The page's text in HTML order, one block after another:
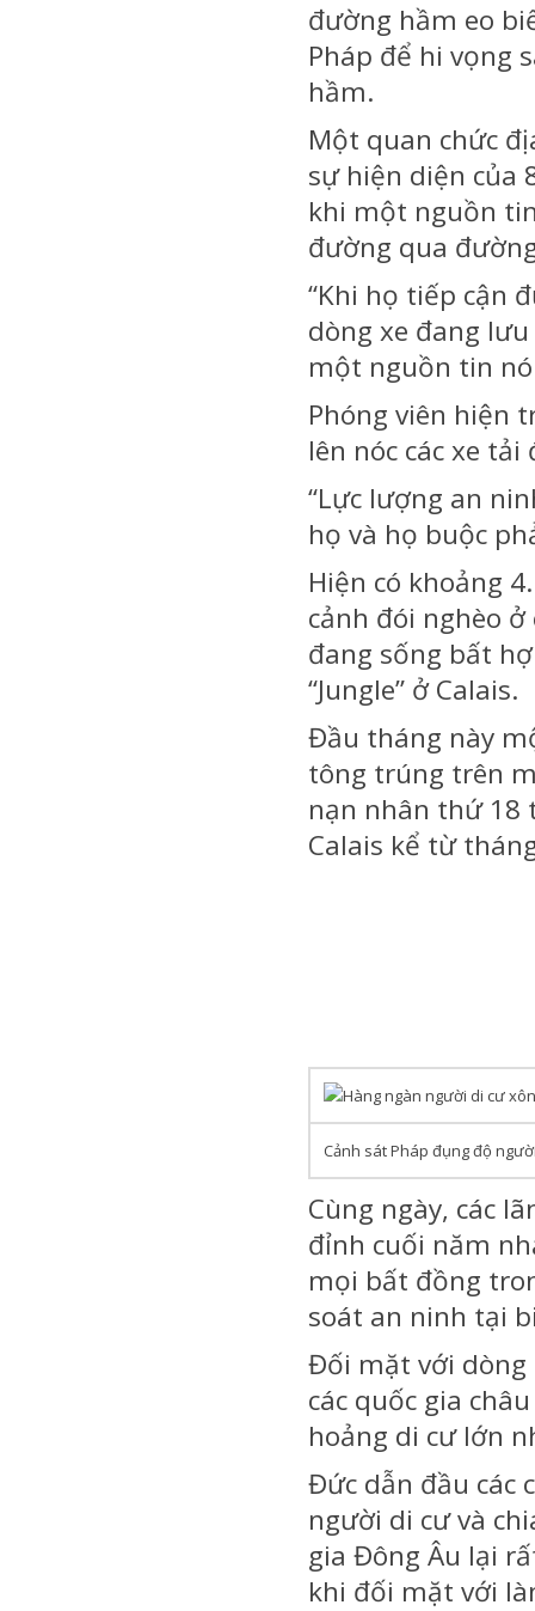
đường hầm eo
Pháp để hi vọng
hầm.
Một quan chức
sự hiện diện của
khi một nguồn
đường qua
“Khi họ tiếp cận
dòng xe đang
một nguồn tin
Phóng viên hiện
lên nóc các xe
“Lực lượng an
họ và họ buộc
Hiện có khoảng
cảnh đói nghèo ở
đang sống bất
“Jungle” ở Calais.
Đầu tháng này
tông trúng trên
nạn nhân thứ 18
Calais kể từ
Cảnh sát Pháp đụng độ
Cùng ngày, các
đỉnh cuối năm
mọi bất đồng
soát an ninh tại
Đối mặt với dòng
các quốc gia
hoảng di cư lớn
Đức dẫn đầu các
người di cư và
gia Đông Âu lại
khi đối mặt với